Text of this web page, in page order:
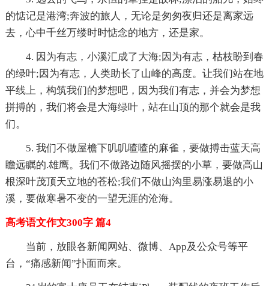
的惦记是港湾;奔波的旅人，无论是匆匆夜归还是离家远
去，心中千丝万缕时时惦念的地方，还是家。
4. 因为有志，小溪汇成了大海;因为有志，枯枝盼到春
的绿叶;因为有志，人类助长了山峰的高度。让我们站在地
平线上，构筑我们的梦想吧，因为我们有志，并会为梦想
拼搏的，我们将会是大海绿叶，站在山顶的那个就会是我
们。
5. 我们不做屋檐下叽叽喳喳的麻雀，要做搏击蓝天高
瞻远瞩的.雄鹰。我们不做路边随风摇摆的小草，要做高山
根深叶茂顶天立地的苍松;我们不做山沟里易涨易退的小
溪，要做寒暑不变的一望无涯的沧海。
高考语文作文300字 篇4
当前，放眼各新闻网站、微博、App及公众号等平
台，“痛感新闻”扑面而来。